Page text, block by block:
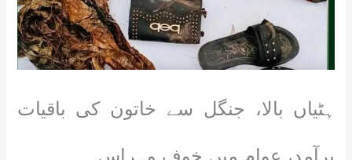
ہٹیاں بالا، جنگل سے خاتون کی باقیات